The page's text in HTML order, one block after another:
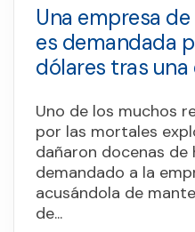
Una empresa
es demandada
dólares tras una
Uno de los muchos
por las mortales
dañaron docenas de
demandado a la
acusándola de
de...